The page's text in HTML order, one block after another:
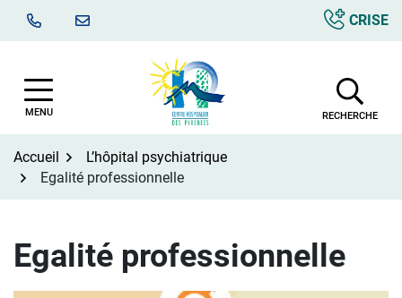
CRISE
MENU RECHERCHE
Accueil
L’hôpital psychiatrique
Egalité professionnelle
Egalité professionnelle